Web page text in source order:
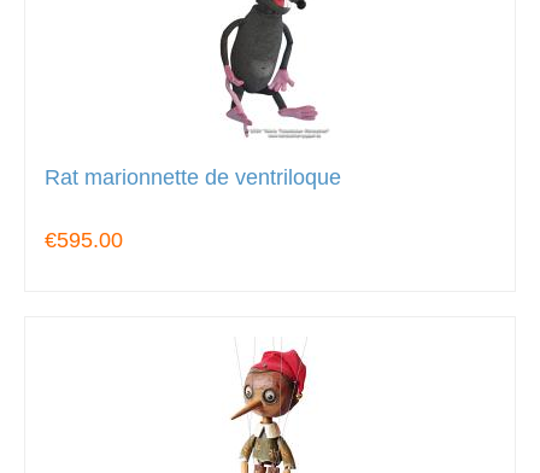
Rat marionnette de ventriloque
€595.00